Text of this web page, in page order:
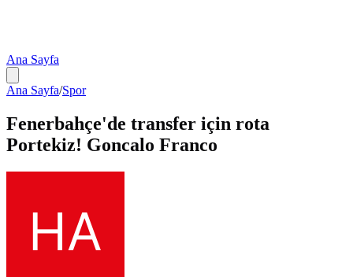
Ana Sayfa
Ana Sayfa/Spor
Fenerbahçe'de transfer için rota
Portekiz! Goncalo Franco